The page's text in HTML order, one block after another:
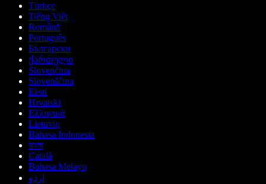
Türkçe
Tiếng Việt
Română
Português
Български
ქართული
Slovenčina
Slovenščina
Eesti
Hrvatski
Ελληνικά
Lietuvių
Bahasa Indonesia
বাংলা
Català
Bahasa Melayu
اردو